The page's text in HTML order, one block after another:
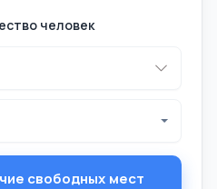
человек
свободных мест